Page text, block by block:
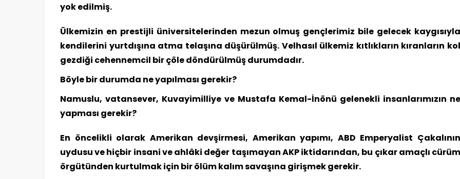
yok edilmiş.
Ülkemizin en prestijli üniversitelerinden mezun olmuş gençlerimiz bile gelecek kaygısıyla
kendilerini yurtdışına atma telaşına düşürülmüş. Velhasıl ülkemiz kıtlıkların kıranların kol
gezdiği cehennemcil bir çöle döndürülmüş durumdadır.
Böyle bir durumda ne yapılması gerekir?
Namuslu, vatansever, Kuvayimilliye ve Mustafa Kemal-İnönü gelenekli insanlarımızın ne
yapması gerekir?
En öncelikli olarak Amerikan devşirmesi, Amerikan yapımı, ABD Emperyalist Çakalının
uydusu ve hiçbir insani ve ahlâki değer taşımayan AKP iktidarından, bu çıkar amaçlı cürüm
örgütünden kurtulmak için bir ölüm kalım savaşına girişmek gerekir.